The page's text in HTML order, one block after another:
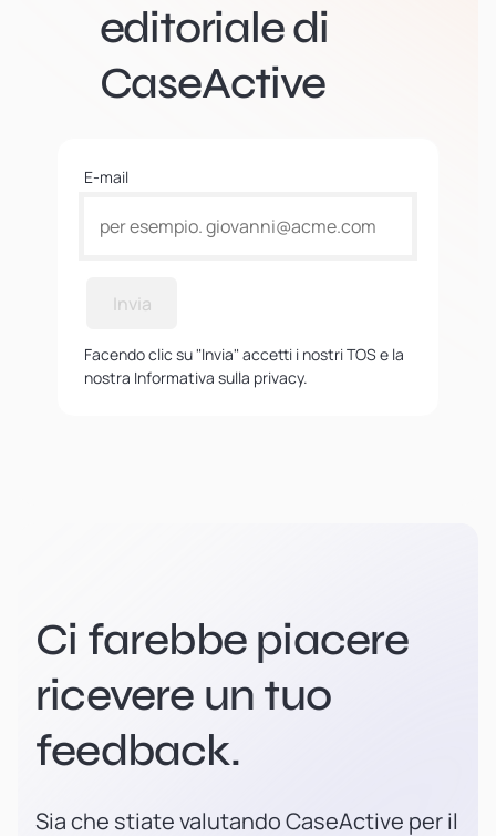
editoriale di
CaseActive
E-mail
Invia
Facendo clic su "Invia" accetti i nostri TOS e la
nostra Informativa sulla privacy.
Ci farebbe piacere
ricevere un tuo
feedback.
Sia che stiate valutando CaseActive per il